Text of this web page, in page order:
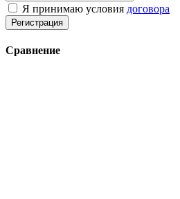
Я принимаю условия договора
Регистрация
Сравнение